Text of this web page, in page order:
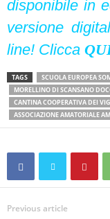
disponibile in
versione
line! Clicca
TAGS
SCUOLA EUROPEA
MORELLINO DI SCANSANO
CANTINA COOPERATIVA DEI
ASSOCIAZIONE AMATORIALE
Previous article